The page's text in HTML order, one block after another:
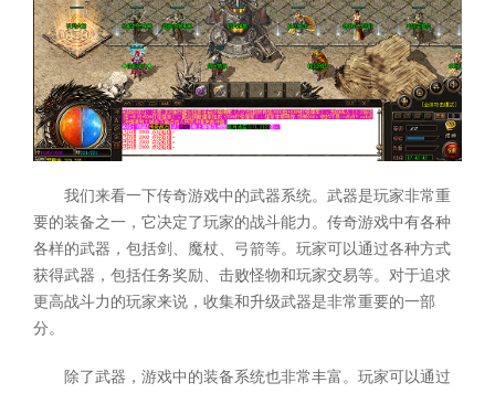
我们来看一下传奇游戏中的武器系统。武器是玩家非常重
要的装备之一，它决定了玩家的战斗能力。传奇游戏中有各种
各样的武器，包括剑、魔杖、弓箭等。玩家可以通过各种方式
获得武器，包括任务奖励、击败怪物和玩家交易等。对于追求
更高战斗力的玩家来说，收集和升级武器是非常重要的一部
分。
除了武器，游戏中的装备系统也非常丰富。玩家可以通过